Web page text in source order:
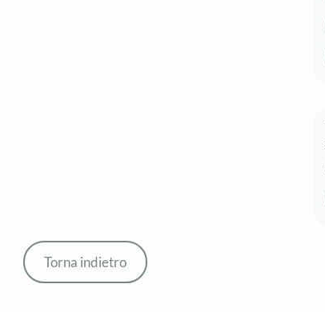
Torna indietro